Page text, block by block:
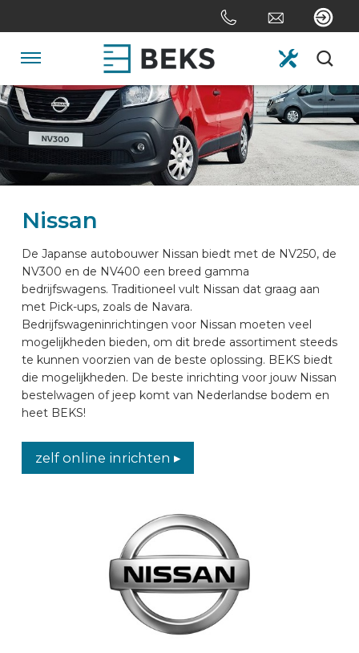
Spring
de
inhoud
Spring
naar
navigatie
HOME
OVER ONS
SYSTEMEN
MAATWERK
SECTOREN
AUTOMERKEN
Nissan
De Japanse autobouwer Nissan biedt met de NV250, de
NV300 en de NV400 een breed gamma
bedrijfswagens. Traditioneel vult Nissan dat graag aan
met Pick-ups, zoals de Navara.
Bedrijfswageninrichtingen voor Nissan moeten veel
mogelijkheden bieden, om dit brede assortiment steeds
te kunnen voorzien van de beste oplossing. BEKS biedt
die mogelijkheden. De beste inrichting voor jouw Nissan
bestelwagen of jeep komt van Nederlandse bodem en
heet BEKS!
zelf online inrichten ▸